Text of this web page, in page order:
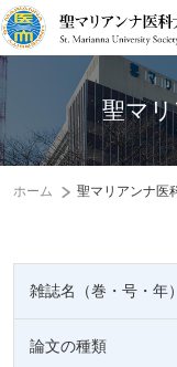
聖マ
ホーム 聖マリアンナ医
雑誌名（巻・号・年）
論文の種類